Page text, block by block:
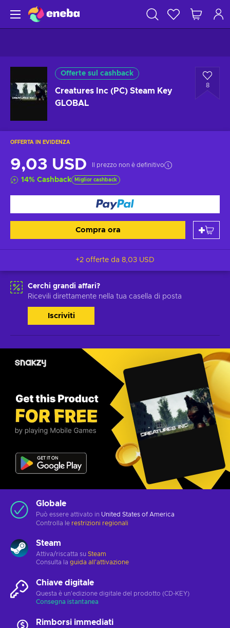
Offerte sul cashback
Creatures Inc (PC) Steam Key
GLOBAL
8
OFFERTA IN EVIDENZA
9,03 USD Il prezzo non è definitivo
14% Cashback Miglior cashback
Compra ora
+2 offerte da 8,03 USD
Cerchi grandi affari?
Ricevili direttamente nella tua casella di posta
Iscriviti
Globale
Può essere attivato in United States of America
Controlla le restrizioni regionali
Steam
Attiva/riscatta su Steam
Consulta la guida all'attivazione
Chiave digitale
Questa è un'edizione digitale del prodotto (CD-KEY)
Consegna istantanea
Rimborsi immediati